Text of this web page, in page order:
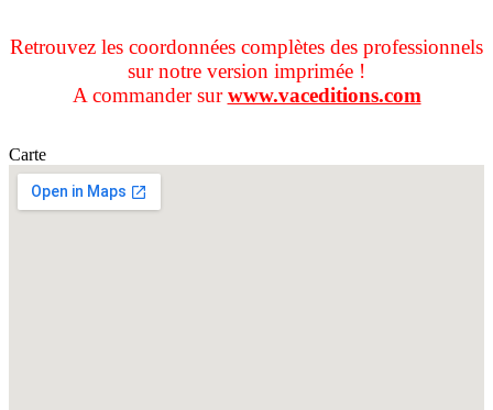
Retrouvez les coordonnées complètes des professionnels
sur notre version imprimée !
A commander surwww.vaceditions.com
Carte